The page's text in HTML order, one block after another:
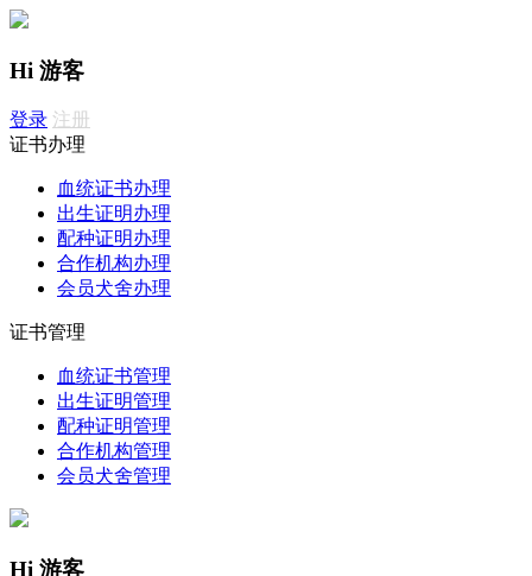
Hi 游客
登录 注册
证书办理
血统证书办理
出生证明办理
配种证明办理
合作机构办理
会员犬舍办理
证书管理
血统证书管理
出生证明管理
配种证明管理
合作机构管理
会员犬舍管理
Hi 游客